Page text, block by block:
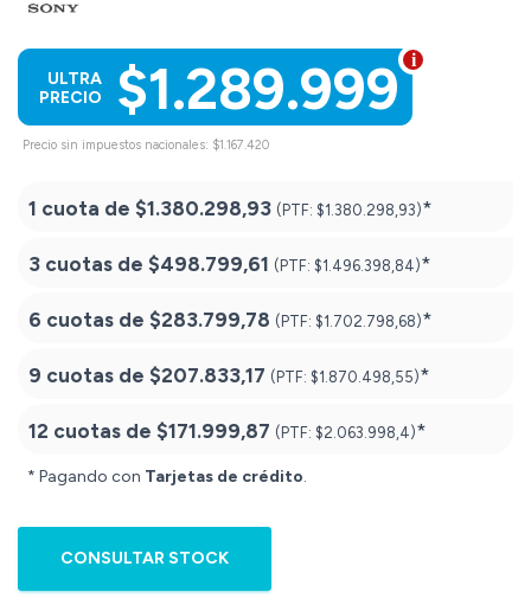
$1.289.999
ULTRA
PRECIO
Precio sin impuestos nacionales: $1.167.420
1 cuota de $1.380.298,93 (PTF: $1.380.298,93)*
3 cuotas de $498.799,61 (PTF: $1.496.398,84)*
6 cuotas de $283.799,78 (PTF: $1.702.798,68)*
9 cuotas de $207.833,17 (PTF: $1.870.498,55)*
12 cuotas de $171.999,87 (PTF: $2.063.998,4)*
* Pagando con Tarjetas de crédito.
CONSULTAR STOCK